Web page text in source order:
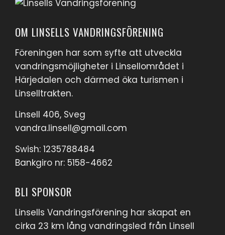
OM LINSELLS VANDRINGSFÖRENING
Föreningen har som syfte att utveckla
vandringsmöjligheter i Linsellområdet i
Härjedalen och därmed öka turismen i
Linselltrakten.
Linsell 406, Sveg
vandra.linsell@gmail.com
Swish: 1235788484
Bankgiro nr: 5158-4662
BLI SPONSOR
Linsells Vandringsförening har skapat en
cirka 23 km lång vandringsled från Linsell